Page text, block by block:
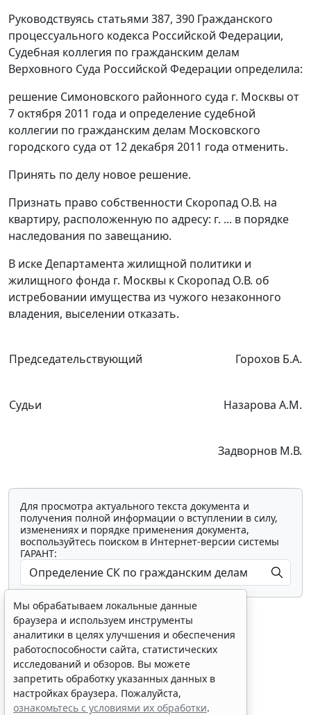
Руководствуясь статьями 387, 390 Гражданского
процессуального кодекса Российской Федерации,
Судебная коллегия по гражданским делам
Верховного Суда Российской Федерации определила:
решение Симоновского районного суда г. Москвы от
7 октября 2011 года и определение судебной
коллегии по гражданским делам Московского
городского суда от 12 декабря 2011 года отменить.
Принять по делу новое решение.
Признать право собственности Скоропад О.В. на
квартиру, расположенную по адресу: г. ... в порядке
наследования по завещанию.
В иске Департамента жилищной политики и
жилищного фонда г. Москвы к Скоропад О.В. об
истребовании имущества из чужого незаконного
владения, выселении отказать.
Председательствующий Горохов Б.А.
Судьи Назарова А.М.
Задворнов М.В.
Для просмотра актуального текста документа и
получения полной информации о вступлении в силу,
изменениях и порядке применения документа,
воспользуйтесь поиском в Интернет-версии системы
ГАРАНТ:
Показать все материалы
Мы обрабатываем локальные данные
браузера и используем инструменты
аналитики в целях улучшения и обеспечения
работоспособности сайта, статистических
исследований и обзоров. Вы можете
запретить обработку указанных данных в
настройках браузера. Пожалуйста,
ознакомьтесь с условиями их обработки.